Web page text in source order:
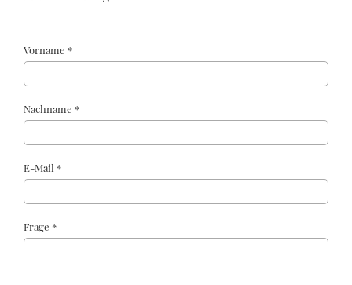
Vorname *
Nachname *
E-Mail *
Frage *